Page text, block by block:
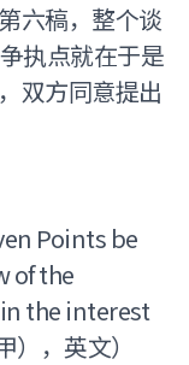
六稿，整个谈
执点就在于是
双方同意提出
Points be
of the
the interest
，英文）